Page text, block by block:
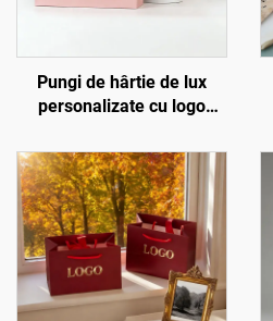
Pungi de hârtie de lux
personalizate cu logo
cumpărături boutique cu
propriul dvs. logo